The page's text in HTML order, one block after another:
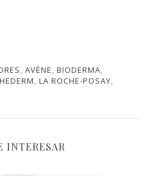
, AVÈNE, BIODERMA,
, LA ROCHE-POSAY,
INTERESAR